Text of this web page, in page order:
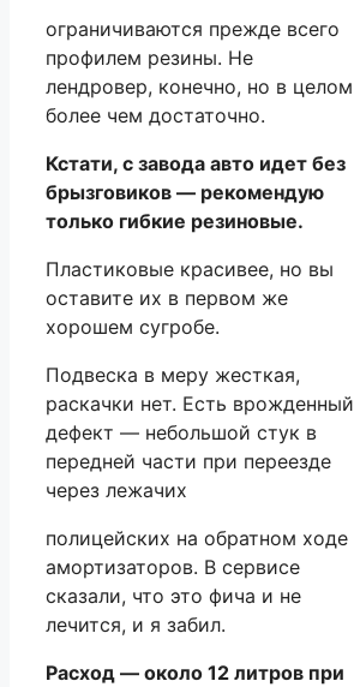
ограничиваются прежде всего
профилем резины. Не
лендровер, конечно, но в целом
более чем достаточно.
Кстати, с завода авто идет без
брызговиков — рекомендую
только гибкие резиновые.
Пластиковые красивее, но вы
оставите их в первом же
хорошем сугробе.
Подвеска в меру жесткая,
раскачки нет. Есть врожденный
дефект — небольшой стук в
передней части при переезде
через лежачих
полицейских на обратном ходе
амортизаторов. В сервисе
сказали, что это фича и не
лечится, и я забил.
Расход — около 12 литров при